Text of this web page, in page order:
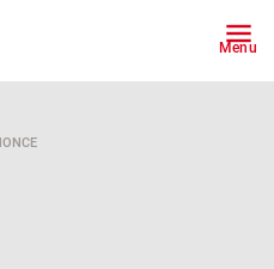
Menu